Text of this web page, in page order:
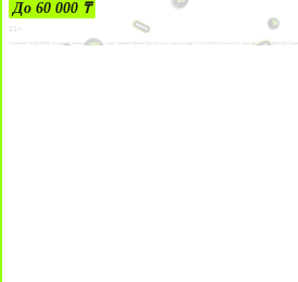
До 60 000 ₸
21+
Лицензии №24514359, выданной комитетом индустрии туризма Министерства культуры и спорта Республики Казахстан срок до 27 сентября 2034 года.